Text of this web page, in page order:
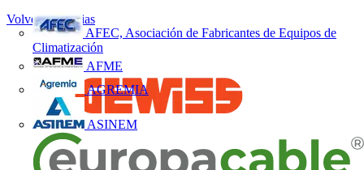
AFEC, Asociación de Fabricantes de Equipos de
Climatización
AFME
AGREMIA
ASINEM
Volver a Noticias